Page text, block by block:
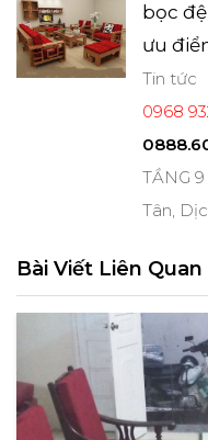
bọc
ưu
Tin tức
0968
TẦNG
Tân,
Bài Viết Liên Quan